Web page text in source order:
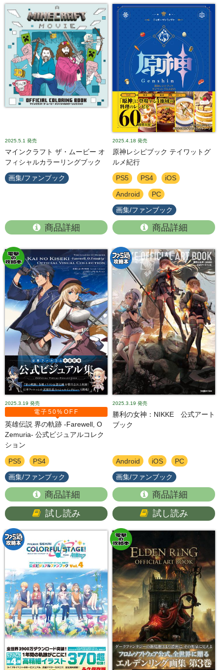
2025.5.1 発売
マインクラフト ザ・ムービー オ
フィシャルカラーリングブック
画集/ファンブック
商品詳細
2025.4.18 発売
原神レシピブック テイワットグ
ルメ紀行
PS5 PS4 iOS
Android PC
画集/ファンブック
商品詳細
2025.3.19 発売
電子50%OFF
英雄伝説 界の軌跡 -Farewell, O
Zemuria- 公式ビジュアルコレク
ション
PS5 PS4
画集/ファンブック
商品詳細
試し読み
2025.3.19 発売
勝利の女神：NIKKE 公式アート
ブック
Android iOS PC
画集/ファンブック
商品詳細
試し読み